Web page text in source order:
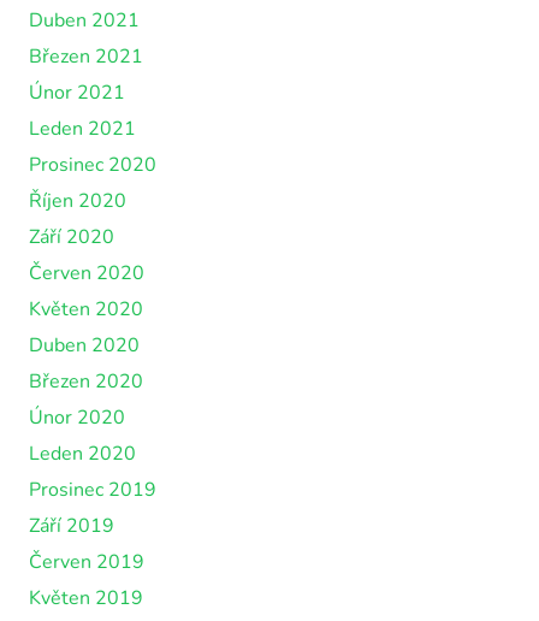
Duben 2021
Březen 2021
Únor 2021
Leden 2021
Prosinec 2020
Říjen 2020
Září 2020
Červen 2020
Květen 2020
Duben 2020
Březen 2020
Únor 2020
Leden 2020
Prosinec 2019
Září 2019
Červen 2019
Květen 2019